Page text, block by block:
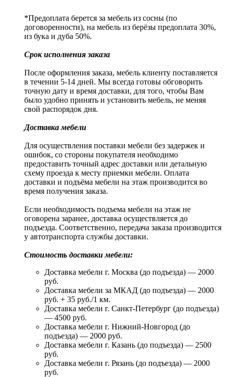
*Предоплата берется за мебель из сосны (по
договоренности), на мебель из берёзы предоплата 30%,
из бука и дуба 50%.
Срок исполнения заказа
После оформления заказа, мебель клиенту поставляется
в течении 5-14 дней. Мы всегда готовы обговорить
точную дату и время доставки, для того, чтобы Вам
было удобно принять и установить мебель, не меняя
свой распорядок дня.
Доставка мебели
Для осуществления поставки мебели без задержек и
ошибок, со стороны покупателя необходимо
предоставить точный адрес доставки или детальную
схему проезда к месту приемки мебели. Оплата
доставки и подъёма мебели на этаж производится во
время получения заказа.
Если необходимость подъема мебели на этаж не
оговорена заранее, доставка осуществляется до
подъезда. Соответственно, передача заказа производится
у автотранспорта службы доставки.
Стоимость доставки мебели:
Доставка мебели г. Москва (до подъезда) — 2000
руб.
Доставка мебели за МКАД (до подъезда) — 2000
руб. + 35 руб./1 км.
Доставка мебели г. Санкт-Петербург (до подъезда)
— 4500 руб.
Доставка мебели г. Нижний-Новгород (до
подъезда) — 2000 руб.
Доставка мебели г. Казань (до подъезда) — 2500
руб.
Доставка мебели г. Рязань (до подъезда) — 2000
руб.